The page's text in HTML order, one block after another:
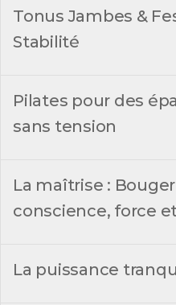
Tonus Jambes &
Stabilité
Pilates pour des
sans tension
La maîtrise :
conscience, force
La puissance